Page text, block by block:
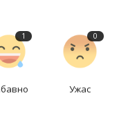
1 0
Ужас
в
Июль 29, 2026
Конкурс